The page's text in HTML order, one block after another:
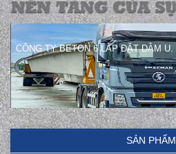
CÔNG TY BETON 6 LẮP ĐẶT DẦM U.
SẢN PHẨM